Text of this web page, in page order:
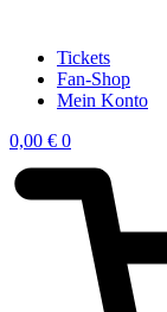
Tickets
Fan-Shop
Mein Konto
0,00 € 0